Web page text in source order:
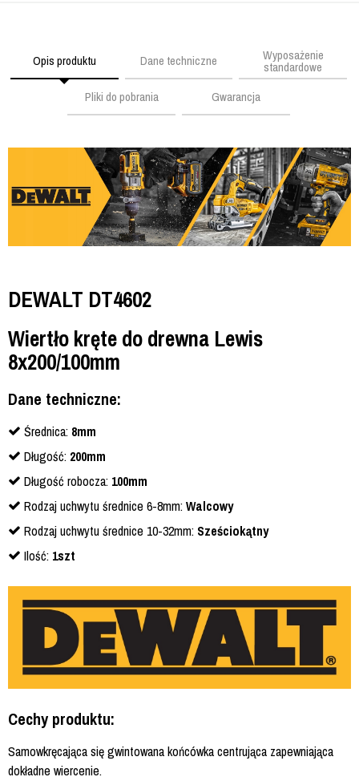
Opis produktu Dane techniczne Wyposażenie
standardowe
Pliki do pobrania
Gwarancja
DEWALT DT4602
Wiertło kręte do drewna Lewis
8x200/100mm
Dane techniczne:
Średnica: 8mm
Długość: 200mm
Długość robocza: 100mm
Rodzaj uchwytu średnice 6-8mm:Walcowy
Rodzaj uchwytu średnice 10-32mm: Sześciokątny
Ilość: 1szt
Cechy produktu:
Samowkręcająca się gwintowana końcówka centrująca zapewniająca
dokładne wiercenie.